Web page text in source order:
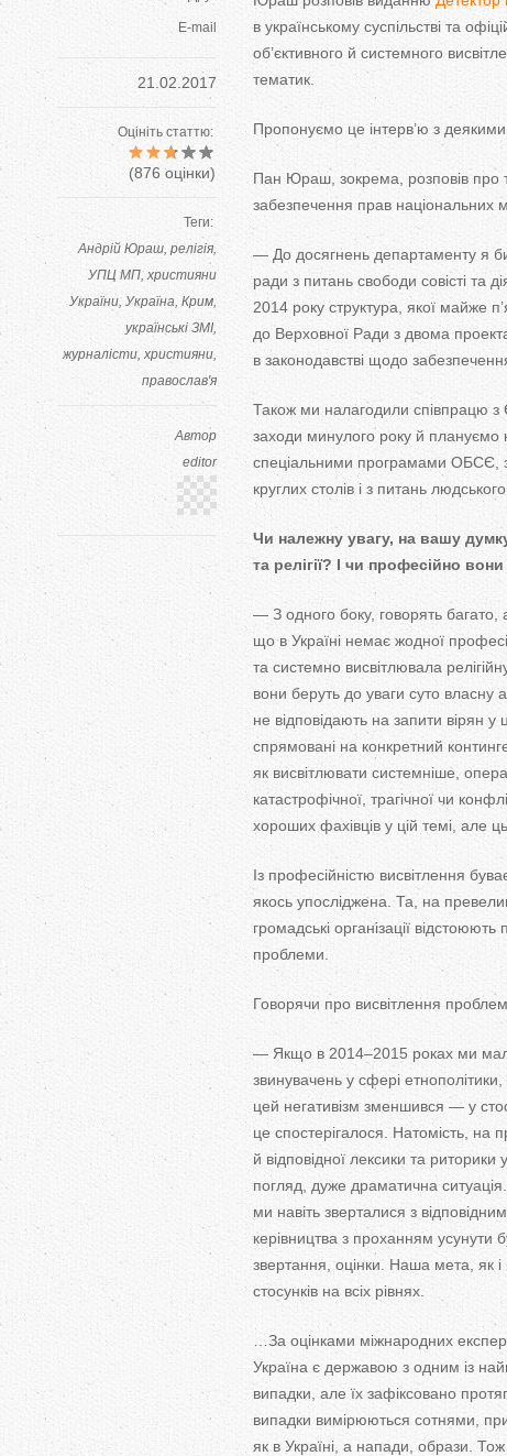
E-mail
21.02.2017
Оцініть статтю:
(876 оцінки)
Теги:
Андрій Юраш релігія
УПЦ МП християни
України Україна Крим
українські ЗМІ
журналісти християни
православ'я
Автор
editor
в українському суспільстві та
об’єктивного й системного
тематик.
Пропонуємо це інтерв’ю з
Пан Юраш, зокрема, розповів про
забезпечення прав національних
— До досягнень департаменту я
ради з питань свободи совісті та
2014 року структура, якої майже
до Верховної Ради з двома
в законодавстві щодо
Також ми налагодили співпрацю з
заходи минулого року й плануємо
спеціальними програмами ОБСЄ,
круглих столів і з питань людського
Чи належну увагу, на вашу
та релігії? І чи професійно
— З одного боку, говорять багато,
що в Україні немає жодної
та системно висвітлювала
вони беруть до уваги суто власну
не відповідають на запити вірян у
спрямовані на конкретний
як висвітлювати системніше,
катастрофічної, трагічної чи
хороших фахівців у цій темі, але
Із професійністю висвітлення
якось упосліджена. Та, на
громадські організації
проблеми.
Говорячи про висвітлення
— Якщо в 2014–2015 роках ми
звинувачень у сфері етнополітики,
цей негативізм зменшився — у
це спостерігалося. Натомість, на
й відповідної лексики та риторики у
погляд, дуже драматична
ми навіть зверталися з
керівництва з проханням усунути
звертання, оцінки. Наша мета, як
стосунків на всіх рівнях.
…За оцінками міжнародних
Україна є державою з одним із
випадки, але їх зафіксовано
випадки вимірюються сотнями,
як в Україні, а напади, образи. Тож